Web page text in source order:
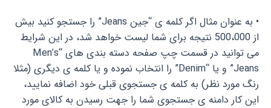
• به عنوان مثال اگر کلمه ی “جین Jeans” را جستجو کنید بیش
از 500،000 نتیجه برای شما لیست خواهد شد، در این شرایط
می توانید در قسمت چپ صفحه دسته بندی های “Men’s
Jeans” و یا “Denim” را انتخاب نموده و یا کلمه ی دیگری (مثلا
رنگ مورد نظر) به کلمه ی جستجوی قبلی خود اضافه نمایید،
این کار دامنه ی جستجوی شما را جهت رسیدن به کالای مورد